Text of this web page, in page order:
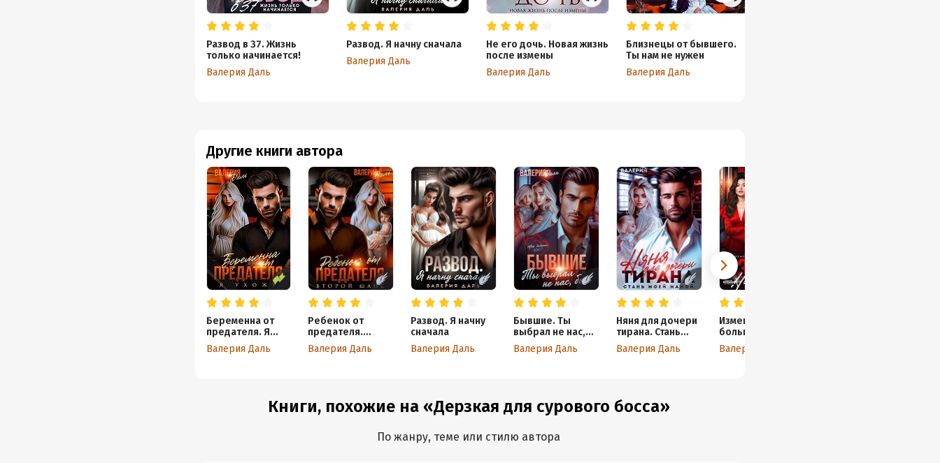
Другие книги автора
Беременна от
предателя. Я
ухожу
Валерия Даль
Ребенок от
предателя.
Второй шанс
Валерия Даль
Развод. Я начну
сначала
Валерия Даль
Бывшие. Ты
выбрал не нас,
босс
Валерия Даль
Няня для дочери
тирана. Стань
моей мамой
Валерия Даль
Измена. Нас
больше нет
Валерия Даль
Развод в 37. Жизнь
только начинается!
Валерия Даль
Развод. Я начну сначала
Валерия Даль
Не его дочь. Новая жизнь
после измены
Валерия Даль
Близнецы от бывшего.
Ты нам не нужен
Валерия Даль
Книги, похожие на «Дерзкая для сурового босса»
По жанру, теме или стилю автора